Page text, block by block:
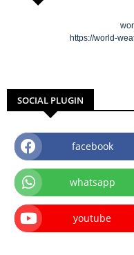
https://world-
SOCIAL PLUGIN
facebook
whatsapp
youtube